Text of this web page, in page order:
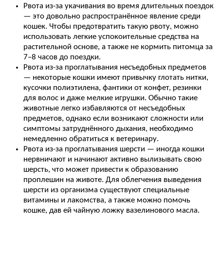
Рвота из-за укачивания во время длительных поездок
— это довольно распространённое явление среди
кошек. Чтобы предотвратить такую рвоту, можно
использовать легкие успокоительные средства на
растительной основе, а также не кормить питомца за
7–8 часов до поездки.
Рвота из-за проглатывания несъедобных предметов
— некоторые кошки имеют привычку глотать нитки,
кусочки полиэтилена, фантики от конфет, резинки
для волос и даже мелкие игрушки. Обычно такие
животные легко избавляются от несъедобных
предметов, однако если возникают сложности или
симптомы затруднённого дыхания, необходимо
немедленно обратиться к ветеринару.
Рвота из-за проглатывания шерсти — иногда кошки
нервничают и начинают активно вылизывать свою
шерсть, что может привести к образованию
проплешин на животе. Для облегчения выведения
шерсти из организма существуют специальные
витамины и лакомства, а также можно помочь
кошке, дав ей чайную ложку вазелинового масла.